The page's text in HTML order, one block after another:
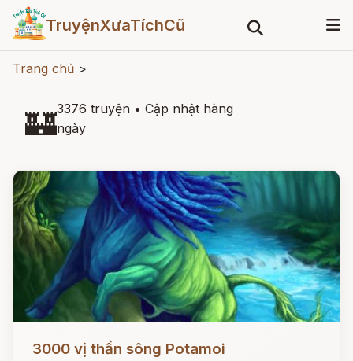
TruyệnXưaTíchCũ
Trang chủ >
🏰3376 truyện • Cập nhật hàng
ngày
3000 vị thần sông Potamoi